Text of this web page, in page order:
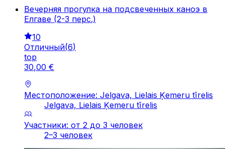
Вечерняя прогулка на подсвеченных каноэ в
Елгаве (2-3 перс.)
10
Отличный(6)
top
30,00 €
Местоположение: Jelgava, Lielais Ķemeru tīrelis
Jelgava, Lielais Ķemeru tīrelis
Участники: от 2 до 3 человек
2–3 человек